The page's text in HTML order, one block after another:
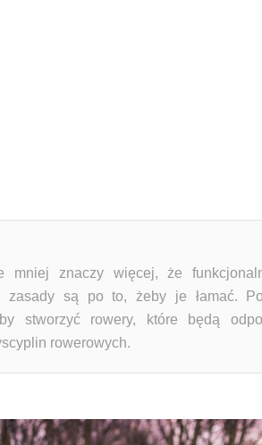
mniej znaczy więcej, że
zasady są po to, żeby je łamać.
stworzyć rowery, które będą
rowerowych.